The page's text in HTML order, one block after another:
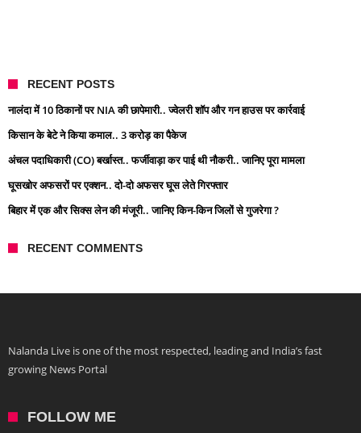
RECENT POSTS
नालंदा में 10 ठिकानों पर NIA की छापेमारी.. ज्वेलरी शॉप और गन हाउस पर कार्रवाई
किसान के बेटे ने किया कमाल.. 3 करोड़ का पैकेज
अंचल पदाधिकारी (CO) बर्खास्त.. फर्जीवाड़ा कर पाई थी नौकरी.. जानिए पूरा मामला
घूसखोर अफसरों पर एक्शन.. दो-दो अफसर घूस लेते गिरफ्तार
बिहार में एक और सिक्स लेन की मंजूरी.. जानिए किन-किन जिलों से गुजरेगा ?
RECENT COMMENTS
Nalanda Live is one of the most respected, leading and India’s fast
growing News Portal
FOLLOW ME